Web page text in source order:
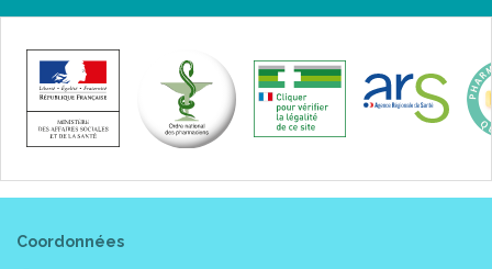
Coordonnées